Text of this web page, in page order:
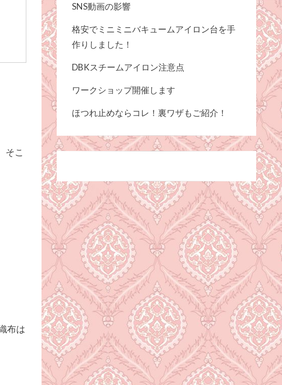
そこ
布は
SNS動画の影響
格安でミニミニバキュームアイロン台を手
作りしました！
DBKスチームアイロン注意点
ワークショップ開催します
ほつれ止めならコレ！裏ワザもご紹介！